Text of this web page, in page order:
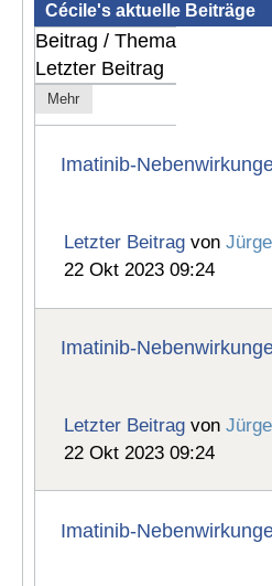
Cécile's aktuelle Beiträge
Beitrag / Thema
Letzter Beitrag
Mehr
Imatinib-
Letzter Beitrag von
22 Okt 2023 09:24
Imatinib-
Letzter Beitrag von
22 Okt 2023 09:24
Imatinib-